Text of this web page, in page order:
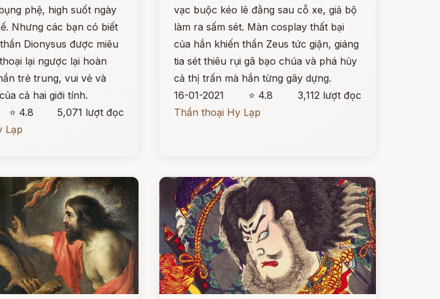
phệ, high suốt ngày
Nhưng các bạn có biết
Dionysus được miêu
lại ngược lại hoàn
trẻ trung, vui vẻ và
cả hai giới tính.
⭐ 4.8
5,071 lượt đọc
Lạp
vạc buộc kéo lê đằng sau cỗ xe, giả bộ
làm ra sấm sét. Màn cosplay thất bại
của hắn khiến thần Zeus tức giận, giáng
tia sét thiêu rụi gã bạo chúa và phá hủy
cả thị trấn mà hắn từng gây dựng.
16-01-2021
⭐ 4.8
3,112 lượt đọc
Thần thoại Hy Lạp